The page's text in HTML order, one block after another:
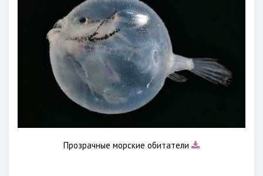
Прозрачные морские обитатели